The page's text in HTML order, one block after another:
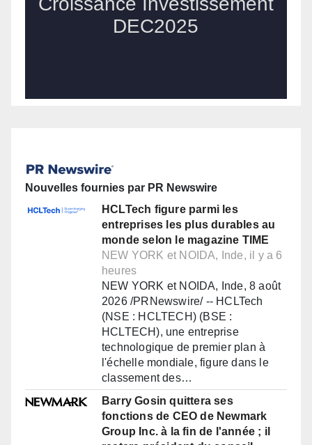
Nouvelles fournies par PR Newswire
HCLTech figure parmi les
entreprises les plus durables au
monde selon le magazine TIME
NEW YORK et NOIDA, Inde, il y a 6
heures
NEW YORK et NOIDA, Inde, 8 août
2026 /PRNewswire/ -- HCLTech
(NSE : HCLTECH) (BSE :
HCLTECH), une entreprise
technologique de premier plan à
l'échelle mondiale, figure dans le
classement des…
Barry Gosin quittera ses
fonctions de CEO de Newmark
Group Inc. à la fin de l'année ; il